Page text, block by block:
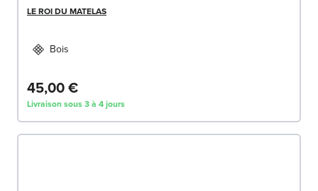
LE ROI DU MATELAS
Bois
45,00 €
Livraison sous 3 à 4 jours